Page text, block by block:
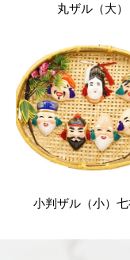
丸ザル（大）
小判ザル（小）